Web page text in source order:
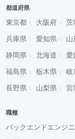
都道府県
東京都 大阪府 茨
兵庫県 愛知県 山
静岡県 北海道 愛
福島県 栃木県 岐
長野県 山梨県 宮
職種
バックエンドエンジ